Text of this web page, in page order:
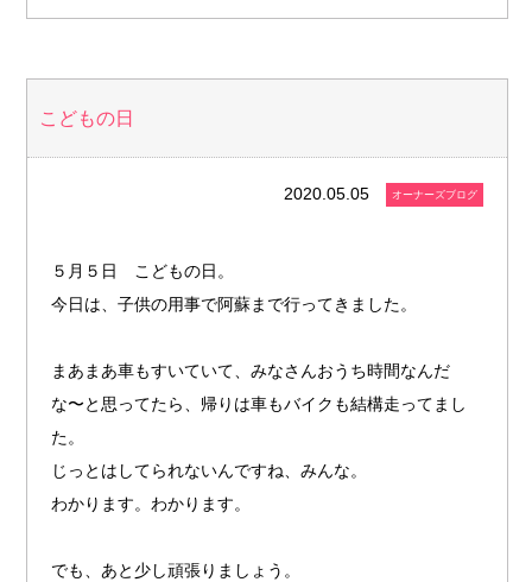
こどもの日
2020.05.05 オーナーズブログ
５月５日 こどもの日。
今日は、子供の用事で阿蘇まで行ってきました。
まあまあ車もすいていて、みなさんおうち時間なんだ
な〜と思ってたら、帰りは車もバイクも結構走ってまし
た。
じっとはしてられないんですね、みんな。
わかります。わかります。
でも、あと少し頑張りましょう。